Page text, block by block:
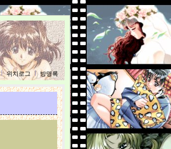
위치로그 방명록